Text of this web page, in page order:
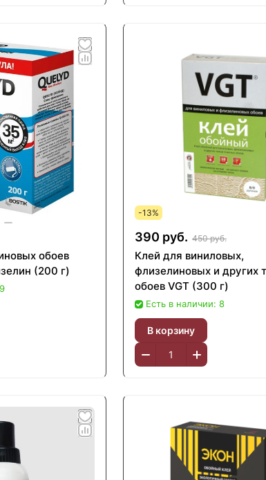
обоев
(200 г)
-13%
390 руб. 450 руб.
Клей для виниловых,
флизелиновых и других
обоев VGT (300 г)
Есть в наличии: 8
В корзину